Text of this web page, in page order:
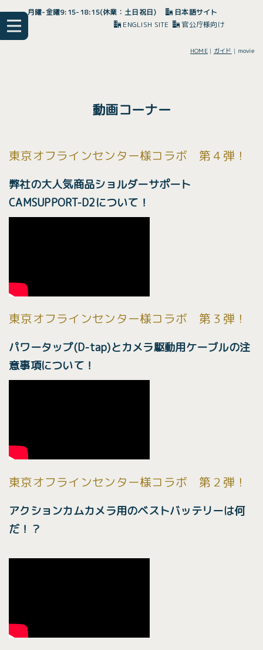
月曜-金曜9:15-18:15(休業：土日祝日)
日本語サイト
ENGLISH SITE
官公庁様向け
HOME | ガイド | movie
動画コーナー
東京オフラインセンター様コラボ 第４弾！
弊社の大人気商品ショルダーサポート
CAMSUPPORT-D2について！
東京オフラインセンター様コラボ 第３弾！
パワータップ(D-tap)とカメラ駆動用ケーブルの注
意事項について！
東京オフラインセンター様コラボ 第２弾！
アクションカムカメラ用のベストバッテリーは何
だ！？